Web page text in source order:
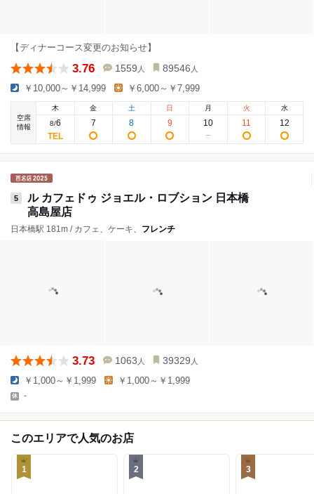
【ディナーコース変更のお知らせ】
3.76 1559 人 89546 人
￥10,000～￥14,999 ￥6,000～￥7,999
空席
情報
木
8/6
金
7
土
8
日
9
月
10
火
11
水
12
5
ル カフェドゥ ジョエル・ロブション 日本橋
高島屋店
日本橋駅 181m / カフェ、ケーキ、 フレンチ
3.73 1063 人 39329 人
￥1,000～￥1,999 ￥1,000～￥1,999
-
このエリアで人気のお店
1 2 3